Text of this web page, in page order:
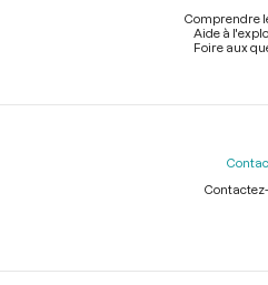
Comprendre
Aide à
Foire aux
Légal